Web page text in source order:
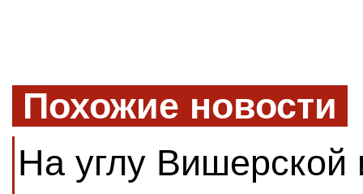
Похожие новости
На углу Вишерской